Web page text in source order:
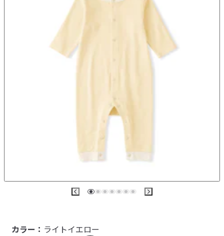
カラー： ライトイエロー